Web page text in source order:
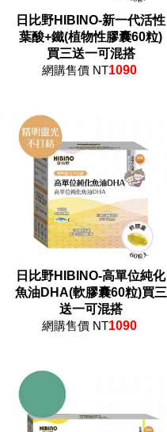
日比野HIBINO-新一代活性
葉酸+鐵(植物性膠囊60粒)
買三送一可混搭
網購售價 NT1090
日比野HIBINO-高單位純化
魚油DHA(軟膠囊60粒)買三
送一可混搭
網購售價 NT1090